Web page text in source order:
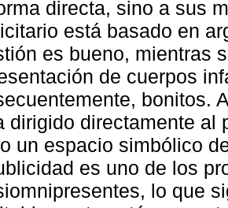
directa, sino a sus
está basado en
es bueno, mientras
de cuerpos
bonitos.
dirigido directamente al
un espacio simbólico
es uno de los
lo que